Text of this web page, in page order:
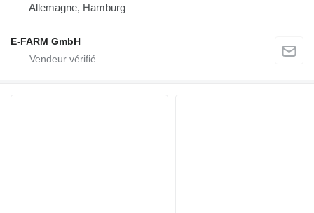
Allemagne, Hamburg
E-FARM GmbH